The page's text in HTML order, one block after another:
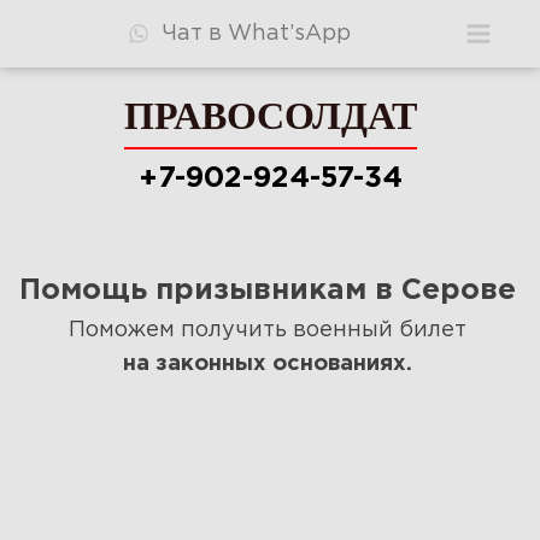
Чат в What’sApp
ПРАВОСОЛДАТ
Видео
ПРАВОСОЛДАТ
+7-902-924-57-34
Помощь призывникам в Серове
Поможем получить военный билет
на законных основаниях.